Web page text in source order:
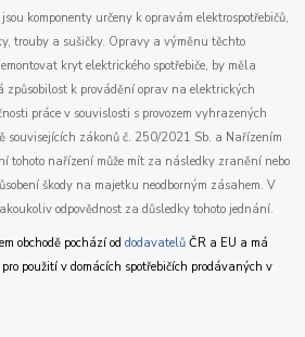
komponenty určeny k opravám elektrospotřebičů,
trouby a sušičky. Opravy a výměnu těchto
kryt elektrického spotřebiče, by měla
způsobilost k provádění oprav na elektrických
práce v souvislosti s provozem vyhrazených
souvisejících zákonů č. 250/2021 Sb. a Nařízením
tohoto nařízení může mít za následky zranění nebo
škody na majetku neodborným zásahem. V
odpovědnost za důsledky tohoto jednání.
obchodě pochází oddodavatelů ČR a EU a má
použití v domácích spotřebičích prodávaných v